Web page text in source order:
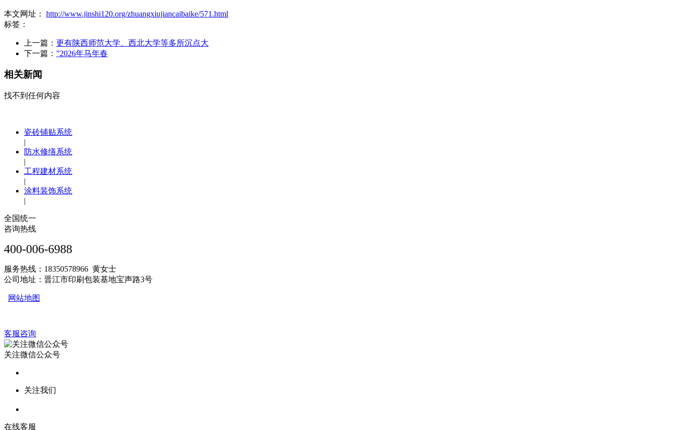
本文网址： http://www.jinshi120.org/zhuangxiujiancaibaike/571.html
标签：
上一篇： 更有陕西师范大学、西北大学等多所沉点大
下一篇： ”2026年马年春
相关新闻
找不到任何内容
瓷砖铺贴系统
|
防水修缮系统
|
工程建材系统
|
涂料装饰系统
|
全国统一
咨询热线
400-006-6988
服务热线：18350578966 黄女士
公司地址：晋江市印刷包装基地宝声路3号
网站地图
客服咨询
关注微信公众号
关注我们
在线客服